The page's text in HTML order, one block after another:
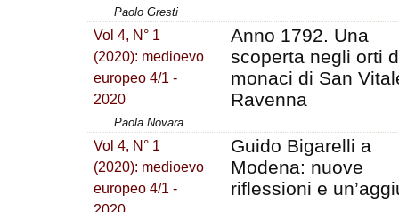
Paolo Gresti
Vol 4, N° 1
(2020): medioevo
europeo 4/1 -
2020
Anno 1792. Una
scoperta negli orti
monaci di San
Ravenna
Paola Novara
Vol 4, N° 1
(2020): medioevo
europeo 4/1 -
Guido Bigarelli a
Modena: nuove
riflessioni e